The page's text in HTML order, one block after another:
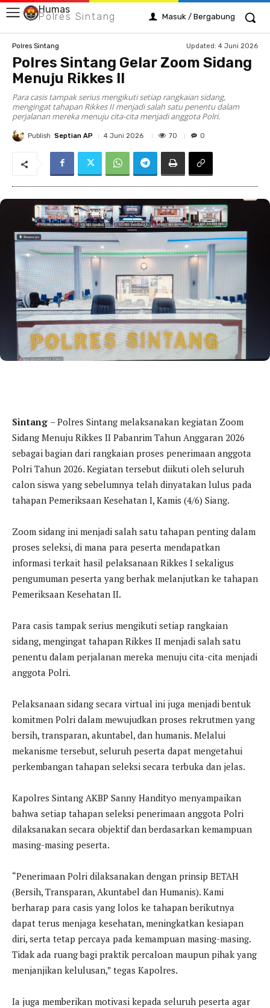
Humas
Polres Sintang Masuk / Bergabung
Polres Sintang Updated: 4 Juni 2026
Polres Sintang Gelar Zoom Sidang
Menuju Rikkes II
Para casis tampak serius mengikuti setiap rangkaian sidang,
mengingat tahapan Rikkes II menjadi salah satu penentu dalam
perjalanan mereka menuju cita-cita menjadi anggota Polri.
Publish Septian AP 4 Juni 2026 70 0
Sintang – Polres Sintang melaksanakan kegiatan Zoom
Sidang Menuju Rikkes II Pabanrim Tahun Anggaran 2026
sebagai bagian dari rangkaian proses penerimaan anggota
Polri Tahun 2026. Kegiatan tersebut diikuti oleh seluruh
calon siswa yang sebelumnya telah dinyatakan lulus pada
tahapan Pemeriksaan Kesehatan I, Kamis (4/6) Siang.
Zoom sidang ini menjadi salah satu tahapan penting dalam
proses seleksi, di mana para peserta mendapatkan
informasi terkait hasil pelaksanaan Rikkes I sekaligus
pengumuman peserta yang berhak melanjutkan ke tahapan
Pemeriksaan Kesehatan II.
Para casis tampak serius mengikuti setiap rangkaian
sidang, mengingat tahapan Rikkes II menjadi salah satu
penentu dalam perjalanan mereka menuju cita-cita menjadi
anggota Polri.
Pelaksanaan sidang secara virtual ini juga menjadi bentuk
komitmen Polri dalam mewujudkan proses rekrutmen yang
bersih, transparan, akuntabel, dan humanis. Melalui
mekanisme tersebut, seluruh peserta dapat mengetahui
perkembangan tahapan seleksi secara terbuka dan jelas.
Kapolres Sintang AKBP Sanny Handityo menyampaikan
bahwa setiap tahapan seleksi penerimaan anggota Polri
dilaksanakan secara objektif dan berdasarkan kemampuan
masing-masing peserta.
“Penerimaan Polri dilaksanakan dengan prinsip BETAH
(Bersih, Transparan, Akuntabel dan Humanis). Kami
berharap para casis yang lolos ke tahapan berikutnya
dapat terus menjaga kesehatan, meningkatkan kesiapan
diri, serta tetap percaya pada kemampuan masing-masing.
Tidak ada ruang bagi praktik percaloan maupun pihak yang
menjanjikan kelulusan,” tegas Kapolres.
Ia juga memberikan motivasi kepada seluruh peserta agar